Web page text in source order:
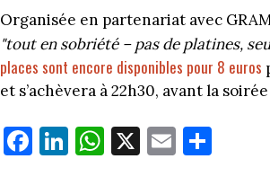
Organisée en partenariat avec
"tout en sobriété – pas de platines,
places sont encore disponibles pour 8 euros
et s’achèvera à 22h30, avant la
Fa
ce
Li
nk
W
ha
X E
m